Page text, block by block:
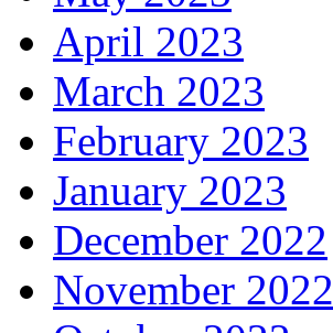
April 2023
March 2023
February 2023
January 2023
December 2022
November 2022